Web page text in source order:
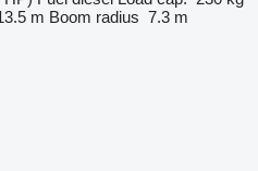
m Boom radius 7.3 m